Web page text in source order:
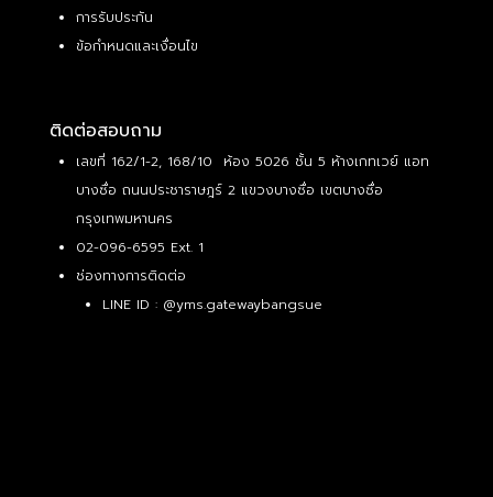
การรับประกัน
ข้อกำหนดและเงื่อนไข
ติดต่อสอบถาม
เลขที่ 162/1-2, 168/10 ห้อง 5026 ชั้น 5 ห้างเกทเวย์ แอท
บางซื่อ ถนนประชาราษฎร์ 2 แขวงบางซื่อ เขตบางซื่อ
กรุงเทพมหานคร
02-096-6595 Ext. 1
ช่องทางการติดต่อ
LINE ID : @yms.gatewaybangsue